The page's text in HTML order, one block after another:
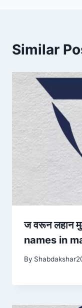
Similar
ज वरून लहान
names in
By